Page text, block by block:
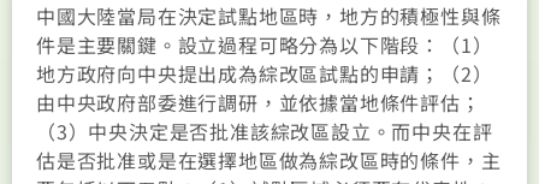
中國大陸當局在決定試點地區時，地方的積極性與條
件是主要關鍵。設立過程可略分為以下階段：（1）
地方政府向中央提出成為綜改區試點的申請；（2）
由中央政府部委進行調研，並依據當地條件評估；
（3）中央決定是否批准該綜改區設立。而中央在評
估是否批准或是在選擇地區做為綜改區時的條件，主